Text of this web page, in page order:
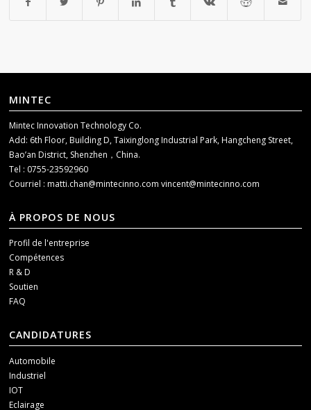
MINTEC
Mintec Innovation Technology Co.
Add: 6th Floor, Building D, Taixinglong Industrial Park, Hangcheng Street,
Bao’an District, Shenzhen，China.
Tel : 0755-23592960
Courriel :matti.chan@mintecinno.comvincent@mintecinno.com
À PROPOS DE NOUS
Profil de l'entreprise
Compétences
R & D
Soutien
FAQ
CANDIDATURES
Automobile
Industriel
IOT
Eclairage